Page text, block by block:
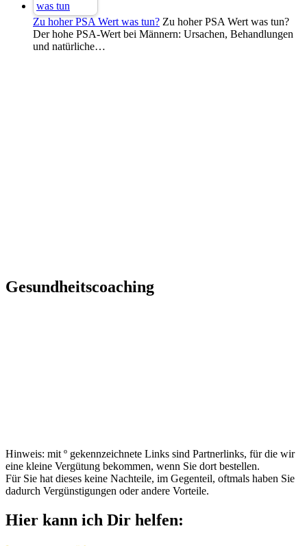
Zu hoher PSA Wert was tun? Zu hoher PSA Wert was tun?
Der hohe PSA-Wert bei Männern: Ursachen, Behandlungen
und natürliche…
Gesundheitscoaching
Hinweis: mit º gekennzeichnete Links sind Partnerlinks, für die wir
eine kleine Vergütung bekommen, wenn Sie dort bestellen.
Für Sie hat dieses keine Nachteile, im Gegenteil, oftmals haben Sie
dadurch Vergünstigungen oder andere Vorteile.
Hier kann ich Dir helfen: